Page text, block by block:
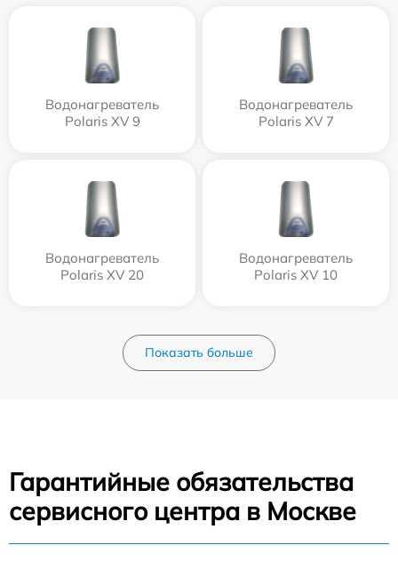
Водонагреватель
Polaris XV 9
Водонагреватель
Polaris XV 7
Водонагреватель
Polaris XV 20
Водонагреватель
Polaris XV 10
Показать больше
Гарантийные обязательства
сервисного центра в Москве